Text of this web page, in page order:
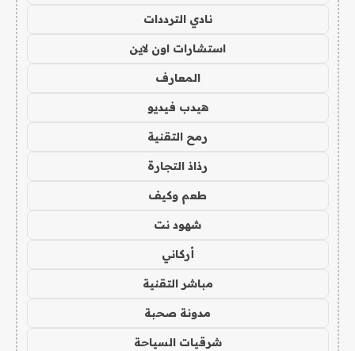
نادي الترددات
استشارات اون لاين
المعارف
هيدب فيديو
رمح التقنية
رذاذ التجارة
طعم وكيف
شهود نت
أركاني
مباشر التقنية
مدونة صحبة
شرقيات السياحة